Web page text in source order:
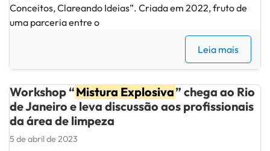
Conceitos, Clareando Ideias”. Criada em 2022, fruto de
uma parceria entre o
Leia mais
Workshop “Mistura Explosiva” chega ao Rio
de Janeiro e leva discussão aos profissionais
da área de limpeza
5 de abril de 2023